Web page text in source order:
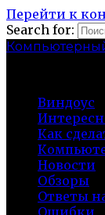
Перейти к
Search for:
Виндоус
Как
Новости
Обзоры
Ответы
Ошибки